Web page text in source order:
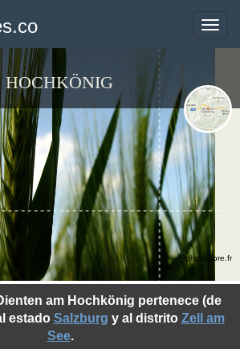
Toggle
am Hochkönig pertenece (de
estado Salzburg y al distrito Zell am
See.
©photo-libre.fr
Toggle